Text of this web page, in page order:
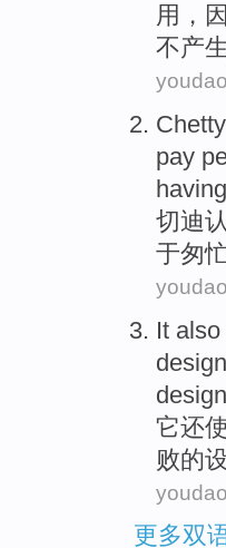
用，
不产
youdao
Chetty
pay
having
切迪
于匆
youdao
It also
design
它还
败的
youdao
更多双